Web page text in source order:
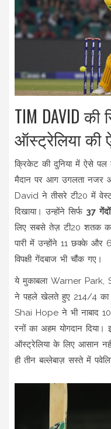
TIM DAVID की
ऑस्ट्रेलिया की
क्रिकेट की दुनिया में ऐसे पल
मैदान पर आग उगलता नजर
David ने तीसरे टी20 में
दिखाया। उन्होंने सिर्फ 37 गेंदों
लिए सबसे तेज़ टी20 शतक का
पारी में उन्होंने 11 छक्के
विपक्षी गेंदबाज भी चौंक गए।
ये मुकाबला Warner Park,
ने पहले खेलते हुए 214/4 का
Shai Hope ने भी नाबाद
रनों का अहम योगदान दिया।
ऑस्ट्रेलिया के लिए आसान
ही तीन बल्लेबाज़ सस्ते में